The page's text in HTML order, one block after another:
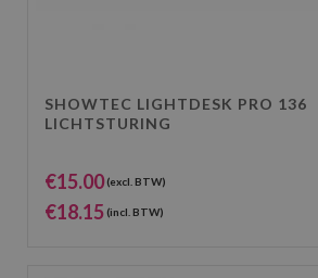
SHOWTEC LIGHTDESK PRO 136
LICHTSTURING
€15.00(excl. BTW)
€18.15 (incl. BTW)